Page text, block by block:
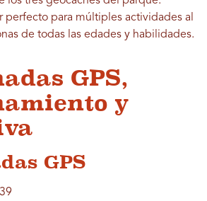
perfecto para múltiples actividades al
de todas las edades y habilidades.
GPS,
y
GPS